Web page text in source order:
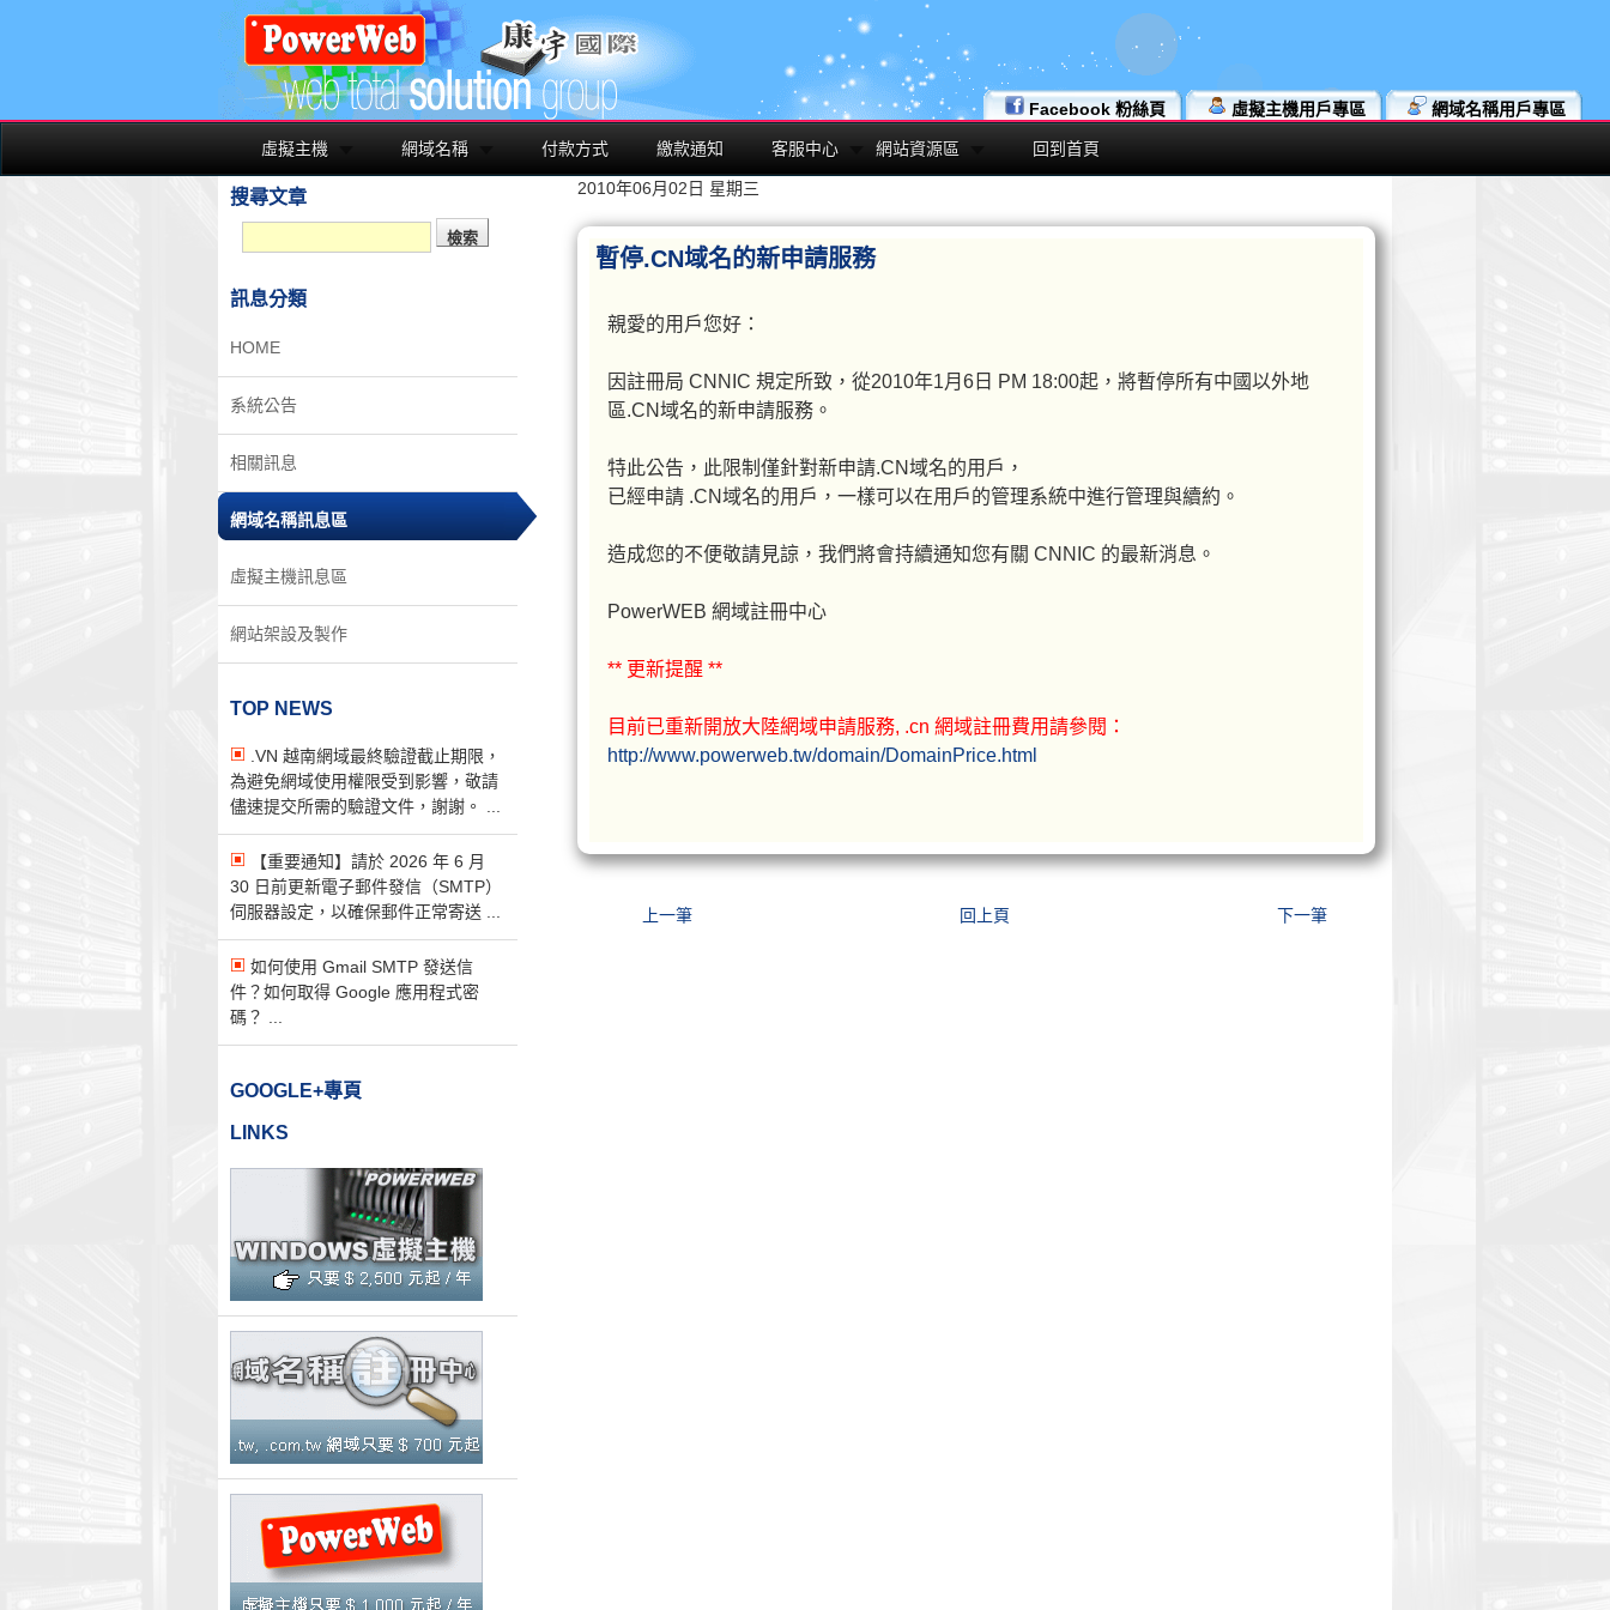
網域名稱用戶專區
虛擬主機用戶專區
Facebook 粉絲頁
虛擬主機 網域名稱 付款方式 繳款通知 客服中心 網站資源區 回到首頁
搜尋文章
訊息分類
HOME
系統公告
相關訊息
網域名稱訊息區
虛擬主機訊息區
網站架設及製作
TOP NEWS
.VN 越南網域最終驗證截止期限，
為避免網域使用權限受到影響，敬請
儘速提交所需的驗證文件，謝謝。 ...
【重要通知】請於 2026 年 6 月
30 日前更新電子郵件發信（SMTP）
伺服器設定，以確保郵件正常寄送 ...
如何使用 Gmail SMTP 發送信
件？如何取得 Google 應用程式密
碼？ ...
GOOGLE+專頁
LINKS
2010年06月02日 星期三
暫停.CN域名的新申請服務
親愛的用戶您好：
因註冊局 CNNIC 規定所致，從2010年1月6日 PM 18:00起，將暫停所有中國以外地
區.CN域名的新申請服務。
特此公告，此限制僅針對新申請.CN域名的用戶，
已經申請 .CN域名的用戶，一樣可以在用戶的管理系統中進行管理與續約。
造成您的不便敬請見諒，我們將會持續通知您有關 CNNIC 的最新消息。
PowerWEB 網域註冊中心
** 更新提醒 **
目前已重新開放大陸網域申請服務, .cn 網域註冊費用請參閱：
http://www.powerweb.tw/domain/DomainPrice.html
上一筆 回上頁 下一筆